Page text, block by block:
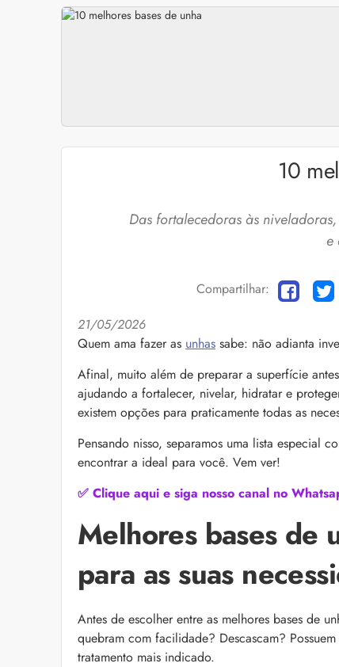
10
Das fortalecedoras às
e
Compartilhar:
21/05/2026
Quem ama fazer as unhas sabe: não adianta
Afinal, muito além de preparar a superfície
ajudando a fortalecer, nivelar, hidratar e
existem opções para praticamente todas as
Pensando nisso, separamos uma lista especial
encontrar a ideal para você. Vem ver!
✅ Clique aqui e siga nosso canal no
Melhores bases de
para as suas
Antes de escolher entre as melhores bases de
quebram com facilidade? Descascam?
tratamento mais indicado.
Cuidados com a
barba para você
as
“Icônica,
Klein se unem
Descubra a
para o
icônica linha